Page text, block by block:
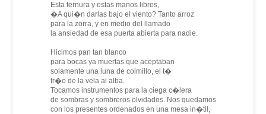
Esta ternura y estas manos libres,
�A qui�n darlas bajo el viento? Tanto arroz
para la zorra, y en medio del llamado
la ansiedad de esa puerta abierta para nadie.
Hicimos pan tan blanco
para bocas ya muertas que aceptaban
solamente una luna de colmillo, el t�
fr�o de la vela al alba.
Tocamos instrumentos para la ciega c�lera
de sombras y sombreros olvidados. Nos quedamos
con los presentes ordenados en una mesa in�til,